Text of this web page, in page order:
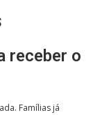
receber o
. Famílias já